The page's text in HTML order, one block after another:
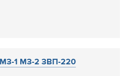
1 МЗ-2 ЗВП-220